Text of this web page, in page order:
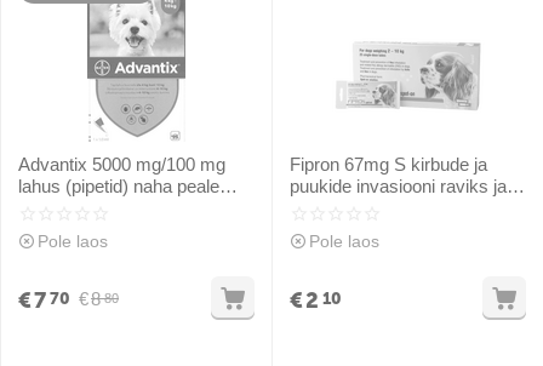
Advantix 5000 mg/100 mg
lahus (pipetid) naha peale
1gb
Pole laos
€8 80
€770
Fipron 67mg S kirbude ja
puukide invasiooni raviks ja
Pole laos
€2 10